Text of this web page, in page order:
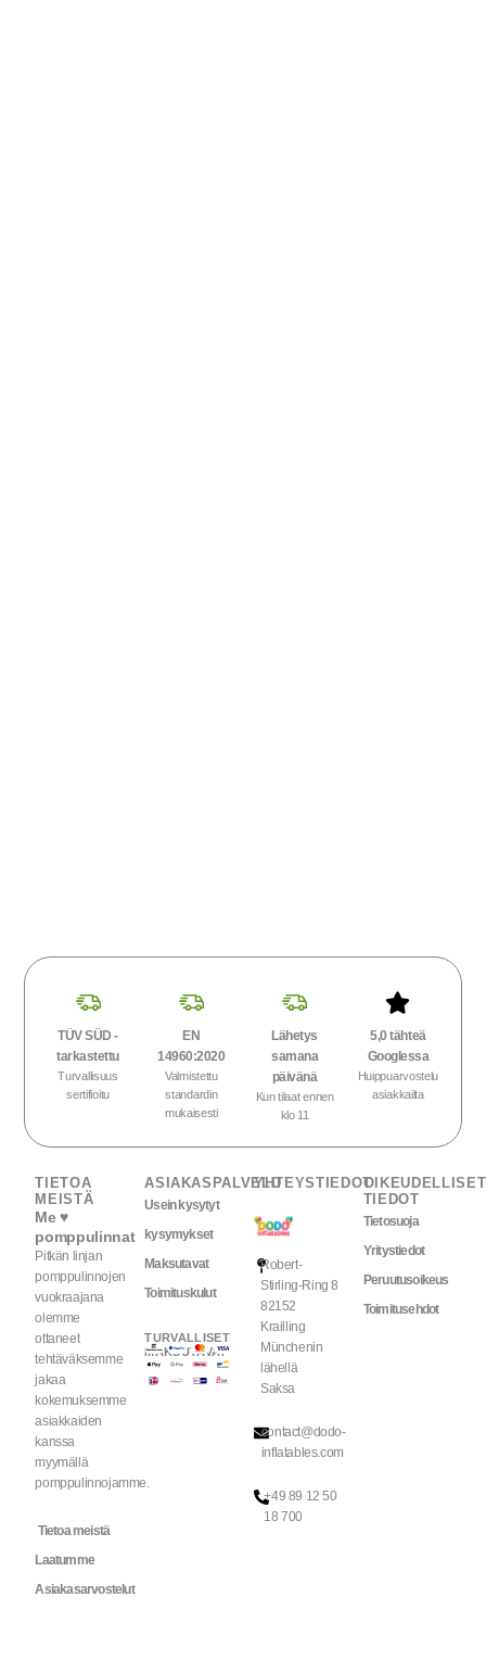
TÜV SÜD -
tarkastettu
Turvallisuus
sertifioitu
EN
14960:2020
Valmistettu
standardin
mukaisesti
Lähetys
samana
päivänä
Kun tilaat ennen
klo 11
5,0 tähteä
Googlessa
Huippuarvostelu
asiakkailta
TIETOA
MEISTÄ
Me ♥
pomppulinnat
Pitkän linjan
pomppulinnojen
vuokraajana
olemme
ottaneet
tehtäväksemme
jakaa
kokemuksemme
asiakkaiden
kanssa
myymällä
pomppulinnojamme.
Tietoa meistä
Laatumme
Asiakasarvostelut
ASIAKASPALVELU
Usein kysytyt
kysymykset
Maksutavat
Toimituskulut
TURVALLISET
MAKSUTAVAT
YHTEYSTIEDOT
Robert-
Stirling-Ring 8
82152
Krailling
Münchenin
lähellä
Saksa
contact@dodo-
inflatables.com
+49 89 12 50
18 700
OIKEUDELLISET
TIEDOT
Tietosuoja
Yritystiedot
Peruutusoikeus
Toimitusehdot